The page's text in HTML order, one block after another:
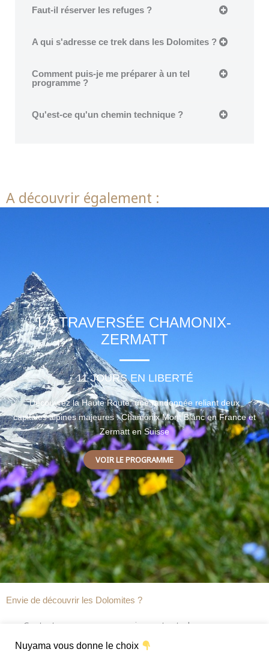
Faut-il réserver les refuges ?
A qui s'adresse ce trek dans les Dolomites ?
Comment puis-je me préparer à un tel
programme ?
Qu'est-ce qu'un chemin technique ?
A découvrir également :
LA TRAVERSÉE CHAMONIX-
ZERMATT
11 JOURS EN LIBERTÉ
Découvrez la Haute Route, une randonnée reliant deux
capitales alpines majeures : Chamonix Mont Blanc en France et
Zermatt en Suisse
VOIR LE PROGRAMME
Envie de découvrir les Dolomites ?
Contactez-nous pour organiser votre trek sur mesure :
Nuyama vous donne le choix